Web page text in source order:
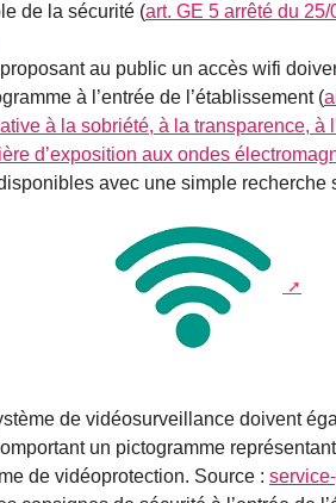
de la sécurité (art. GE 5 arrêté du
au public un accès wifi
à l’entrée de l’établissement (
à la sobriété, à la transparence, à
d’exposition aux ondes
avec une simple recherche
de vidéosurveillance doivent
un pictogramme
de vidéoprotection. Source :